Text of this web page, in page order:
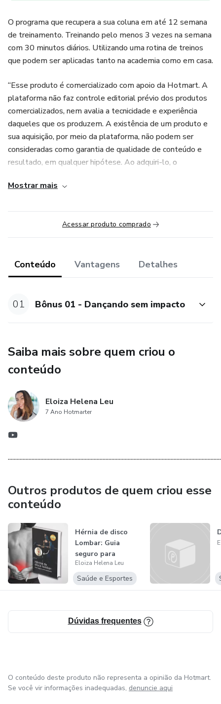
O programa que recupera a sua coluna em até 12 semana
de treinamento. Treinando pelo menos 3 vezes na semana
com 30 minutos diários. Utilizando uma rotina de treinos
que podem ser aplicadas tanto na academia como em casa.
“Esse produto é comercializado com apoio da Hotmart. A
plataforma não faz controle editorial prévio dos produtos
comercializados, nem avalia a tecnicidade e experiência
daqueles que os produzem. A existência de um produto e
sua aquisição, por meio da plataforma, não podem ser
consideradas como garantia de qualidade de conteúdo e
resultado, em qualquer hipótese. Ao adquiri-lo, o
termos e políticas da Hotmart podem ser acessados aqui,
Mostrar mais
Acessar produto comprado
Conteúdo Vantagens Detalhes
01 Bônus 01 - Dançando sem impacto
Saiba mais sobre quem criou o
conteúdo
Eloiza Helena Leu
7 Ano Hotmarter
Outros produtos de quem criou esse
conteúdo
Hérnia de disco
Lombar: Guia
seguro para
academia
Eloiza Helena Leu
Saúde e Esportes
Dúvidas frequentes
O conteúdo deste produto não representa a opinião da Hotmart.
Se você vir informações inadequadas, denuncie aqui